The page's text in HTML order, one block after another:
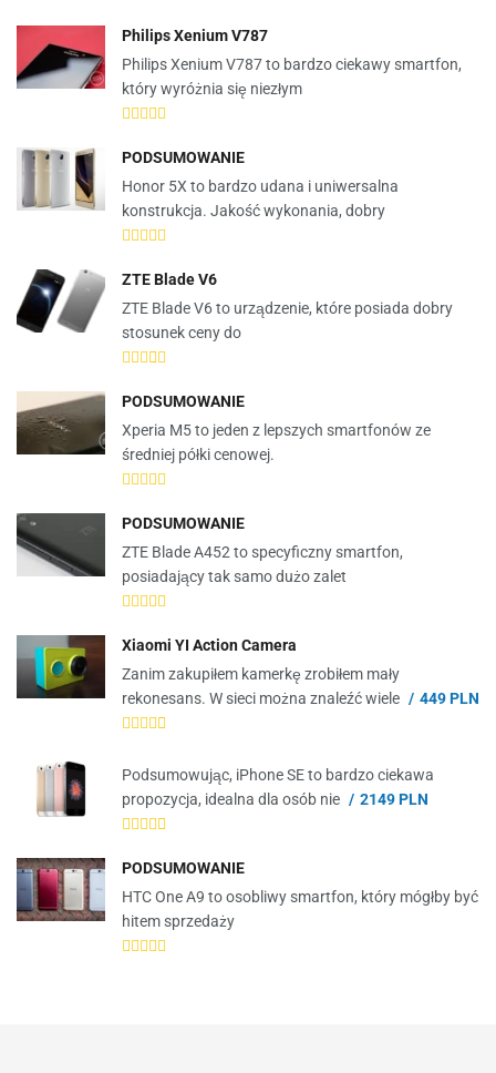
Philips Xenium V787
Philips Xenium V787 to bardzo ciekawy smartfon,
który wyróżnia się niezłym
PODSUMOWANIE
Honor 5X to bardzo udana i uniwersalna
konstrukcja. Jakość wykonania, dobry
ZTE Blade V6
ZTE Blade V6 to urządzenie, które posiada dobry
stosunek ceny do
PODSUMOWANIE
Xperia M5 to jeden z lepszych smartfonów ze
średniej półki cenowej.
PODSUMOWANIE
ZTE Blade A452 to specyficzny smartfon,
posiadający tak samo dużo zalet
Xiaomi YI Action Camera
Zanim zakupiłem kamerkę zrobiłem mały
rekonesans. W sieci można znaleźć wiele
449 PLN
Podsumowując, iPhone SE to bardzo ciekawa
propozycja, idealna dla osób nie
2149 PLN
PODSUMOWANIE
HTC One A9 to osobliwy smartfon, który mógłby być
hitem sprzedaży